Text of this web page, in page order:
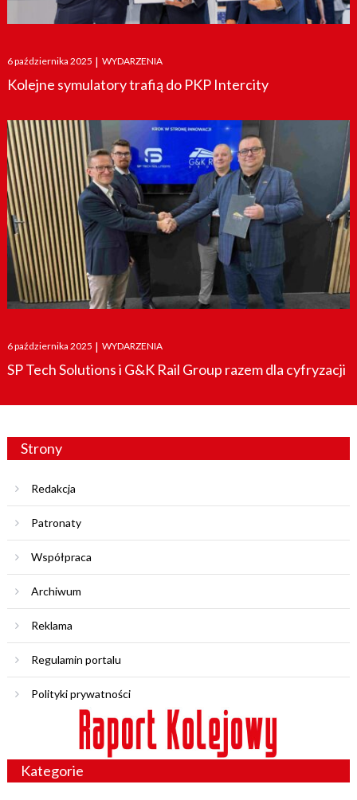
Posted
on
6 października 2025 | WYDARZENIA
Kolejne symulatory trafią do PKP Intercity
Posted
on
6 października 2025 | WYDARZENIA
SP Tech Solutions i G&K Rail Group razem dla cyfryzacji
Strony
Redakcja
Patronaty
Współpraca
Archiwum
Reklama
Regulamin portalu
Polityki prywatności
Kategorie